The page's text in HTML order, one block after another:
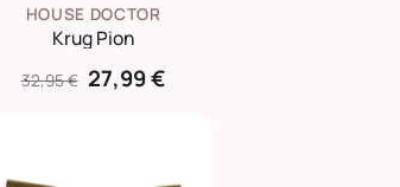
HOUSE DOCTOR
Krug Pion
32,95 € 27,99 €